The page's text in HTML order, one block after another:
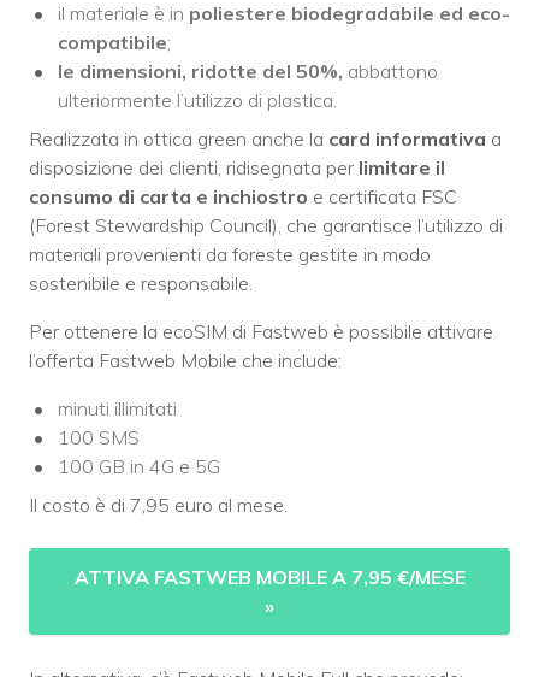
il materiale è in poliestere biodegradabile ed eco-
compatibile;
le dimensioni, ridotte del 50%, abbattono
ulteriormente l’utilizzo di plastica.
Realizzata in ottica green anche la card informativa a
disposizione dei clienti, ridisegnata per limitare il
consumo di carta e inchiostro e certificata FSC
(Forest Stewardship Council), che garantisce l’utilizzo di
materiali provenienti da foreste gestite in modo
sostenibile e responsabile.
Per ottenere la ecoSIM di Fastweb è possibile attivare
l’offerta Fastweb Mobile che include:
minuti illimitati
100 SMS
100 GB in 4G e 5G
Il costo è di 7,95 euro al mese.
ATTIVA FASTWEB MOBILE A 7,95 €/MESE
»